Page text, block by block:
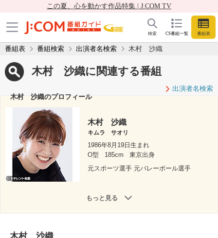
この夏、心を動かす作品特集 | J:COM TV
CS番組一覧 番組表
検索
番組表 番組検索 出演者名検索 木村 沙織
木村 沙織に関連する番組
出演者名検索
木村 沙織のプロフィール
木村 沙織
キムラ サオリ
1986年8月19日生まれ
O型
185cm
東京出身
元スポーツ選手 元バレーボール選手
もっと見る